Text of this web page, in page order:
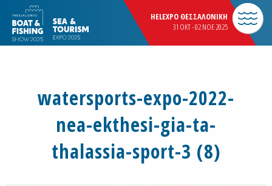
HELEXPO ΘΕΣΣΑΛΟΝΙΚΗ
31 OKT - 02 NOE 2025
watersports-expo-2022-
nea-ekthesi-gia-ta-
thalassia-sport-3 (8)